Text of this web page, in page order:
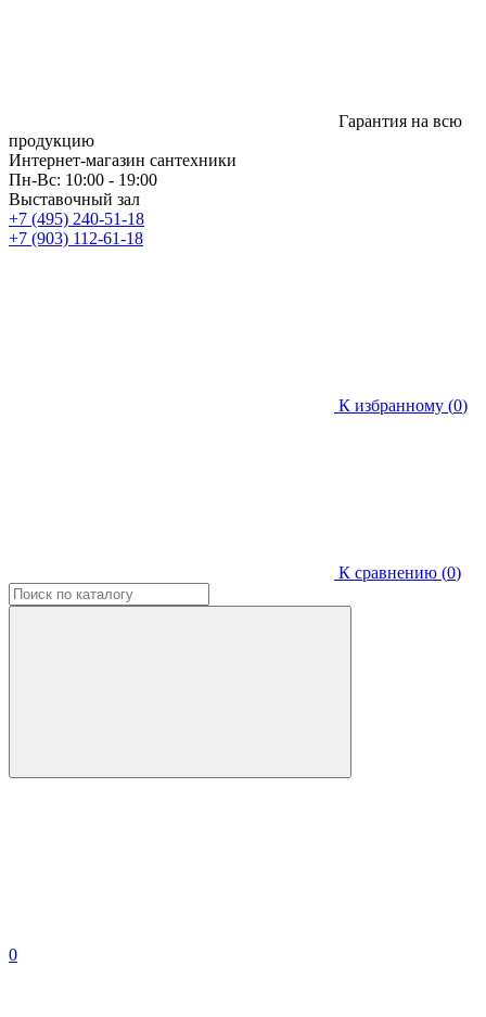
Гарантия на всю
продукцию
Интернет-магазин сантехники
Пн-Вс: 10:00 - 19:00
Выставочный зал
+7 (495) 240-51-18
+7 (903) 112-61-18
К избранному (0)
К сравнению (0)
0